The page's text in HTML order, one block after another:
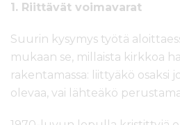
1. Riittävät voimavarat
Suurin kysymys työtä
mukaan se, millaista kirkkoa
rakentamassa: liittyäkö osaksi
olevaa, vai lähteäkö